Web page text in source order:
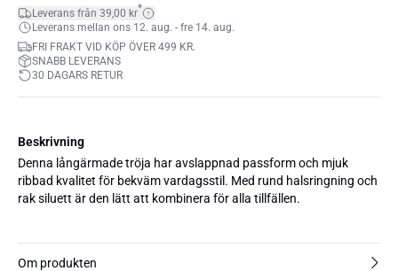
Leverans från 39,00 kr*
Leverans mellan ons 12. aug. - fre 14. aug.
FRI FRAKT VID KÖP ÖVER 499 KR.
SNABB LEVERANS
30 DAGARS RETUR
Beskrivning
Denna långärmade tröja har avslappnad passform och mjuk
ribbad kvalitet för bekväm vardagsstil. Med rund halsringning och
rak siluett är den lätt att kombinera för alla tillfällen.
Om produkten